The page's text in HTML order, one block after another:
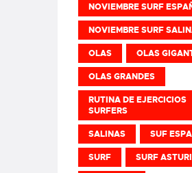
NOVIEMBRE SURF
NOVIEMBRE SURF
OLAS OLAS
OLAS GRANDES
RUTINA DE EJERCICIOS
SURFERS
SALINAS SUF
SURF SURF